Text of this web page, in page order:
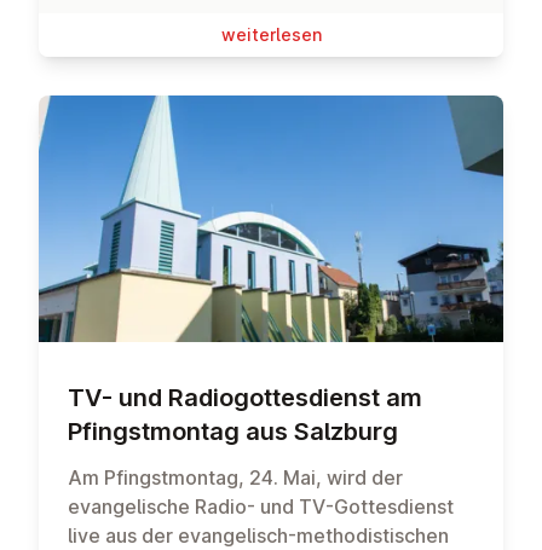
wei­ter­le­sen
TV- und Ra­dio­got­tes­dienst am
Pfingst­mon­tag aus Salzburg
Am Pfingstmontag, 24. Mai, wird der
evangelische Radio- und TV-Gottesdienst
live aus der evangelisch-methodistischen